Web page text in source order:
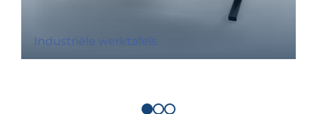
Industriële werktafels